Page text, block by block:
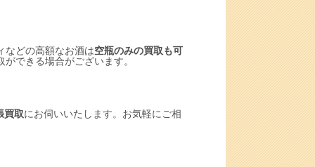
などの高額なお酒は空瓶のみの買取も可
できる場合がございます。
買取にお伺いいたします。お気軽にご相